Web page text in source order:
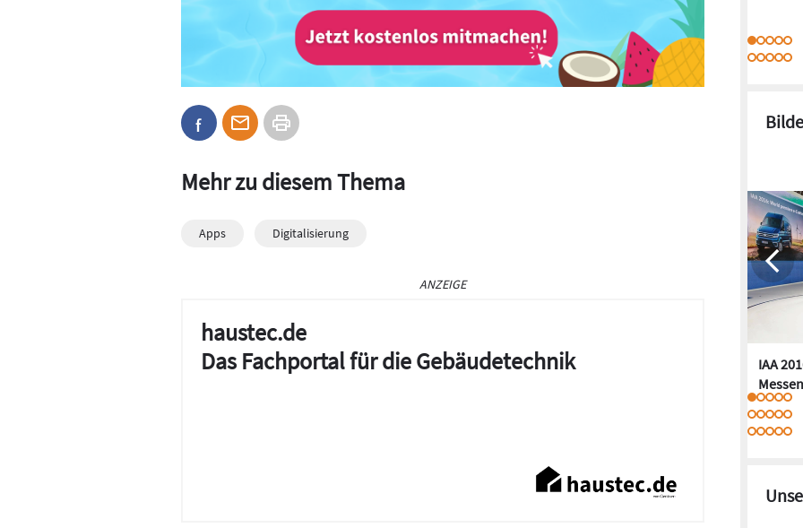
Mehr zu diesem Thema
Apps Digitalisierung
ANZEIGE
haustec.de
Das Fachportal für die Gebäudetechnik
IAA